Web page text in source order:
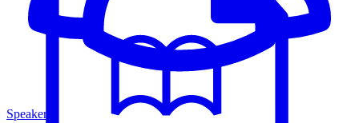
Speakers